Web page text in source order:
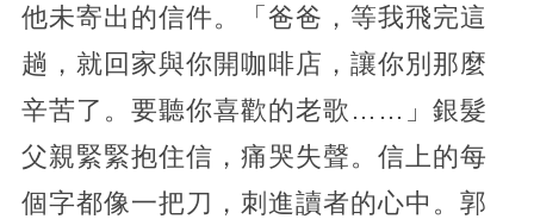
他未寄出的信件。「爸爸，等我飛完這
趟，就回家與你開咖啡店，讓你別那麼
辛苦了。要聽你喜歡的老歌……」銀髮
父親緊緊抱住信，痛哭失聲。信上的每
個字都像一把刀，刺進讀者的心中。郭